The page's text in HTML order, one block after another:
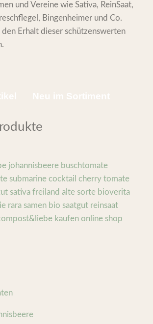
und Vereine wie Sativa, ReinSaat,
Bingenheimer und Co.
Erhalt dieser schützenswerten